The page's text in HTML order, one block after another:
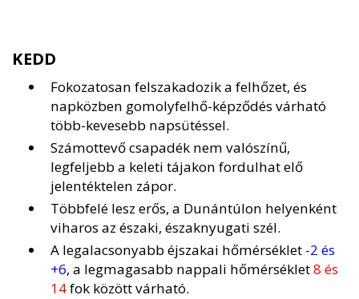
KEDD
Fokozatosan felszakadozik a felhőzet, és
napközben gomolyfelhő-képződés várható
több-kevesebb napsütéssel.
Számottevő csapadék nem valószínű,
legfeljebb a keleti tájakon fordulhat elő
jelentéktelen zápor.
Többfelé lesz erős, a Dunántúlon helyenként
viharos az északi, északnyugati szél.
A legalacsonyabb éjszakai hőmérséklet -2 és
+6, a legmagasabb nappali hőmérséklet8 és
14fok között várható.